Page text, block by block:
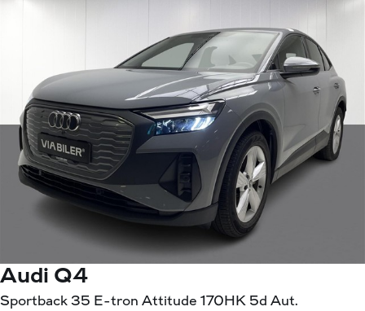
Audi Q4
Sportback 35 E-tron Attitude 170HK 5d Aut.